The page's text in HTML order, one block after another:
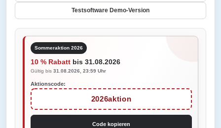
Testsoftware Demo-Version
Sommeraktion 2026
10 % Rabatt bis 31.08.2026
Gültig bis 31.08.2026, 23:59 Uhr
Aktionscode:
2026aktion
Code kopieren